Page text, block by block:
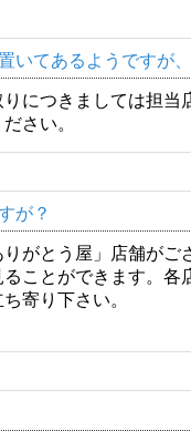
いてあるようですが
につきましては担
さい。
が？
がとう屋」店舗が
ことができます。
寄り下さい。